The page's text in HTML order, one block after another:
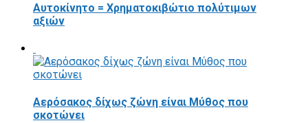
Αυτοκίνητο = Χρηματοκιβώτιο πολύτιμων
αξιών
Αερόσακος δίχως ζώνη είναι Μύθος που
σκοτώνει